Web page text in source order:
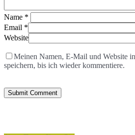
Name *
Email *
Website
Meinen Namen, E-Mail und Website
speichern, bis ich wieder kommentiere.